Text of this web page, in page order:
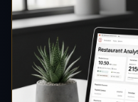
Colaboración con ESATs
EcoVadis y Great Place To